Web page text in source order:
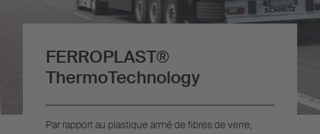
FERROPLAST®
ThermoTechnology
Par rapport au plastique armé de fibres de verre,